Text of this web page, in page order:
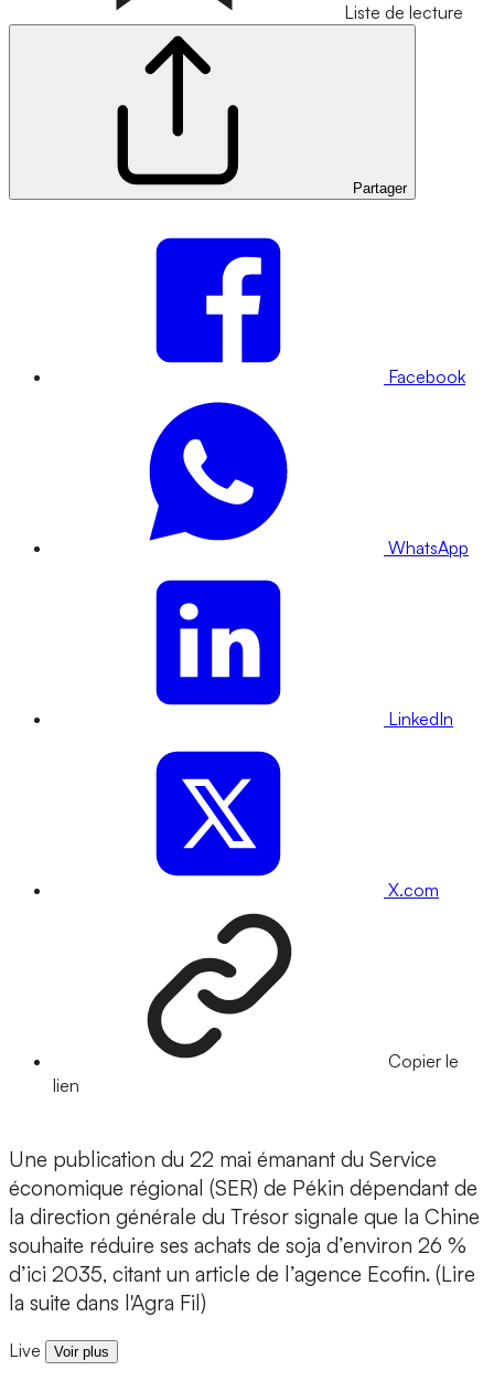
Liste de lecture
Partager
Facebook
WhatsApp
LinkedIn
X.com
Copier le
lien
Une publication du 22 mai émanant du Service
économique régional (SER) de Pékin dépendant de
la direction générale du Trésor signale que la Chine
souhaite réduire ses achats de soja d’environ 26 %
d’ici 2035, citant un article de l’agence Ecofin. (Lire
la suite dans l'Agra Fil)
Live Voir plus